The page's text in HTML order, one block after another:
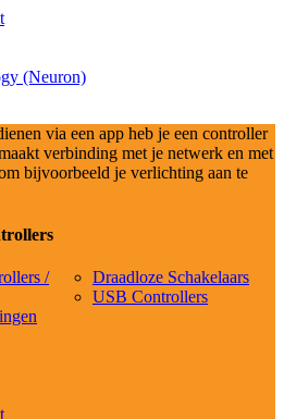
(Neuron)
via een app heb je een controller
verbinding met je netwerk en met
bijvoorbeeld je verlichting aan te
/
Draadloze Schakelaars
USB Controllers